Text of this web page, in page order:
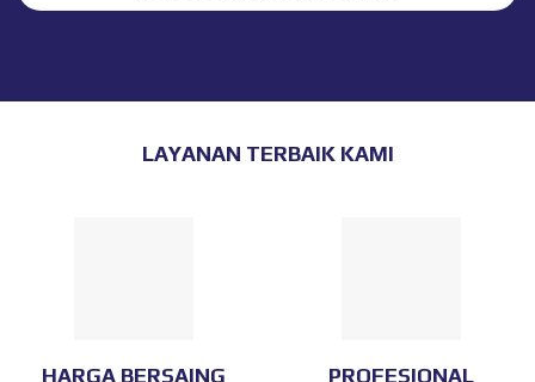
LAYANAN TERBAIK KAMI
HARGA BERSAING PROFESIONAL